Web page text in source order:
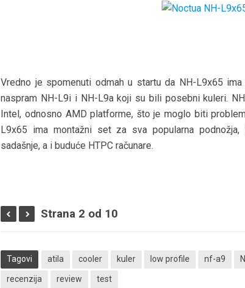
Vredno je spomenuti odmah u startu da NH-L9x65
naspram NH-L9i i NH-L9a koji su bili posebni kuleri.
Intel, odnosno AMD platforme, što je moglo biti
L9x65 ima montažni set za sva popularna
sadašnje, a i buduće HTPC računare.
Strana 2 od 10
Tagovi atila cooler kuler low profile nf-a9
recenzija review test